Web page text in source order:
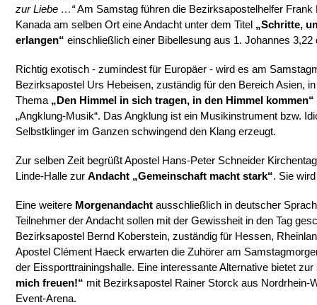
zur Liebe …“Am Samstag führen die Bezirksapostelhelfer Frank
Kanada am selben Ort eine Andacht unter dem Titel „Schritte,
erlangen“ einschließlich einer Bibellesung aus 1. Johannes 3,22
Richtig exotisch - zumindest für Europäer - wird es am
Bezirksapostel Urs Hebeisen, zuständig für den Bereich Asien,
Thema „Den Himmel in sich tragen, in den Himmel kommen“
„Angklung-Musik“. Das Angklung ist ein Musikinstrument bzw.
Selbstklinger im Ganzen schwingend den Klang erzeugt.
Zur selben Zeit begrüßt Apostel Hans-Peter Schneider
Linde-Halle zur Andacht „Gemeinschaft macht stark“. Sie
Eine weitere Morgenandacht ausschließlich in deutscher
Teilnehmer der Andacht sollen mit der Gewissheit in den Tag
Bezirksapostel Bernd Koberstein, zuständig für Hessen,
Apostel Clément Haeck erwarten die Zuhörer am
der Eissporttrainingshalle. Eine interessante Alternative bietet
mich freuen!“ mit Bezirksapostel Rainer Storck aus Nordrhein-
Event-Arena.